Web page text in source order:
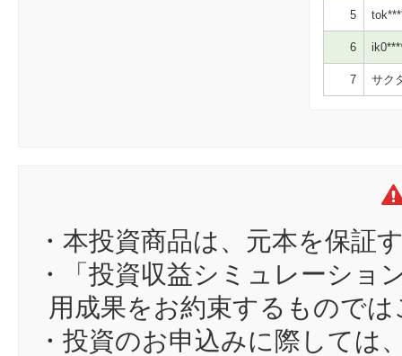
5
6
7 サク
・本投資商品は、元本を保証
・「投資収益シミュレーショ
用成果をお約束するもので
・投資のお申込みに際しては